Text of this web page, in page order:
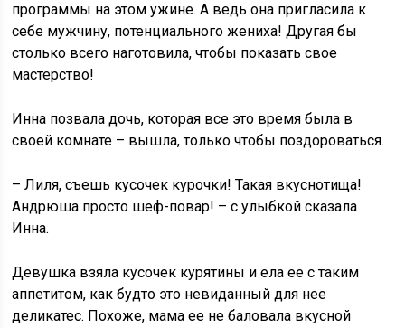
программы на этом ужине. А ведь она пригласила к
себе мужчину, потенциального жениха! Другая бы
столько всего наготовила, чтобы показать свое
мастерство!
Инна позвала дочь, которая все это время была в
своей комнате – вышла, только чтобы поздороваться.
– Лиля, съешь кусочек курочки! Такая вкуснотища!
Андрюша просто шеф-повар! – с улыбкой сказала
Инна.
Девушка взяла кусочек курятины и ела ее с таким
аппетитом, как будто это невиданный для нее
деликатес. Похоже, мама ее не баловала вкусной